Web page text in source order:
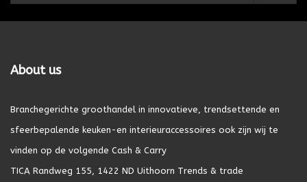
About us
Branchegerichte groothandel in innovatieve, trendsettende en
sfeerbepalende keuken-en interieuraccessoires ook zijn wij te
vinden op de volgende Cash & Carry
TICA Randweg 155, 1422 ND Uithoorn Trends & trade